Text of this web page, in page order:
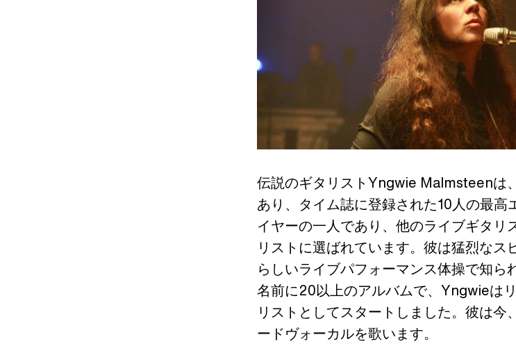
伝説のギタリストYngwie Malmsteenは
あり、タイム誌に登録された10人の最高
イヤーの一人であり、他のライブギタリ
リストに選ばれています。彼は猛烈なス
らしいライブパフォーマンス体操で知ら
名前に20以上のアルバムで、Yngwieは
リストとしてスタートしました。彼は今
ードヴォーカルを歌います。